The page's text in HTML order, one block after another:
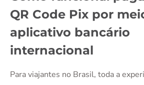
QR Code Pix por
aplicativo bancário
internacional
Para viajantes no Brasil, toda a